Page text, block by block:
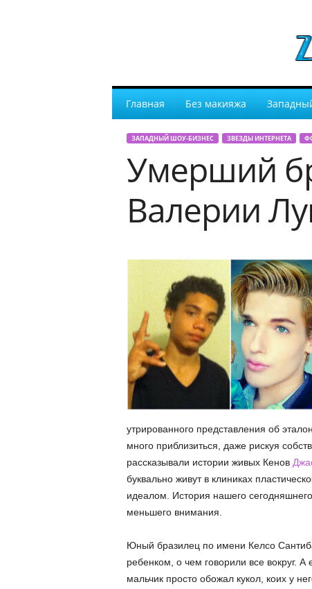
Главная Без макияжа
ЗАПАДНЫЙ ШОУ-БИЗНЕС ЗВЕЗДЫ ИНТЕРНЕТА
Умерший
Валерии
утрированного представления об
много приблизиться, даже рискуя
рассказывали истории живых Кенов
буквально живут в клиниках
идеалом. История нашего
меньшего внимания.
Юный бразилец по имени Келсо
ребенком, о чем говорили все вокруг. А
мальчик просто обожал кукол, коих у